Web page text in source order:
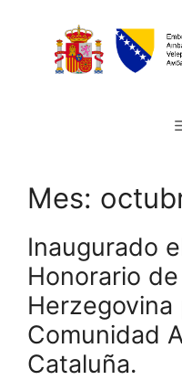
contenido
Mes:
Inaugurado
Honorario
Herzegovina
Comunidad
Cataluña.